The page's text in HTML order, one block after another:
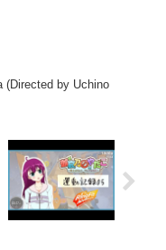
(Directed by Uchino